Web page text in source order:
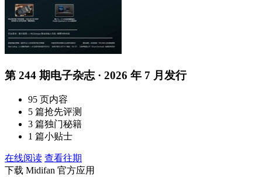
第 244 期电子杂志 · 2026 年 7 月发行
95 页内容
5 篇抢先评测
3 篇独门秘籍
1 篇小贴士
在线阅读 查看往期
下载 Midifan 官方应用